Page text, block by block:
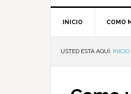
INICIO COMO
USTED ESTÁ AQUÍ: INICIO